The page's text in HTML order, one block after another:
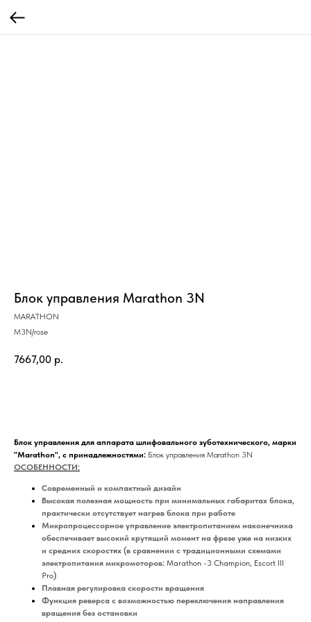
Блок управления Marathon 3N
MARATHON
M3N/rose
7667,00 р.
Блок управления для аппарата шлифовального зуботехнического, марки
"Marathon", с принадлежностями: Блок управления Marathon 3N
ОСОБЕННОСТИ:
Современный и компактный дизайн
Высокая полезная мощность при минимальных габаритах блока,
практически отсутствует нагрев блока при работе
Микропроцессорное управление электропитанием наконечника
обеспечивает высокий крутящий момент на фрезе уже на низких
и средних скоростях (в сравнении с традиционными схемами
электропитания микромоторов: Marathon -3 Champion, Escort III
Pro)
Плавная регулировка скорости вращения
Функция реверса с возможностью переключения направления
вращения без остановки